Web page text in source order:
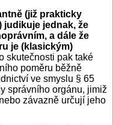
(již prakticky
judikuje jednak, že
a dále že
je (klasickým)
skutečnosti pak také
poměru běžně
ve smyslu § 65
správního orgánu, jimiž
závazně určují jeho